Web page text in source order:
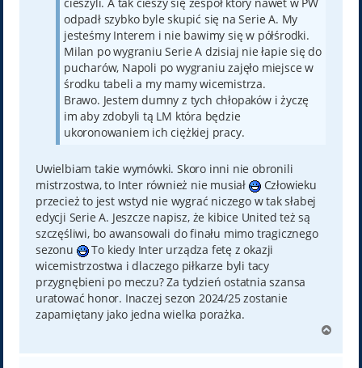
odpadł szybko byle skupić się na Serie A. My
jesteśmy Interem i nie bawimy się w półśrodki.
Milan po wygraniu Serie A dzisiaj nie łapie się do
pucharów, Napoli po wygraniu zajęło miejsce w
środku tabeli a my mamy wicemistrza.
Brawo. Jestem dumny z tych chłopaków i życzę
im aby zdobyli tą LM która będzie
ukoronowaniem ich ciężkiej pracy.
Uwielbiam takie wymówki. Skoro inni nie obronili
mistrzostwa, to Inter również nie musiał
Człowieku
przecież to jest wstyd nie wygrać niczego w tak słabej
edycji Serie A. Jeszcze napisz, że kibice United też są
szczęśliwi, bo awansowali do finału mimo tragicznego
sezonu
To kiedy Inter urządza fetę z okazji
wicemistrzostwa i dlaczego piłkarze byli tacy
przygnębieni po meczu? Za tydzień ostatnia szansa
uratować honor. Inaczej sezon 2024/25 zostanie
zapamiętany jako jedna wielka porażka.
g